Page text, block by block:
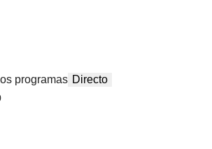
programas Directo